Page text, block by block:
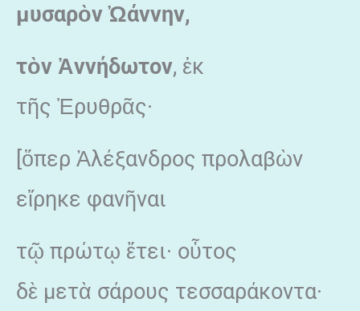
μυσαρὸνὨάννην,
τὸν Ἀννήδωτον, ἐκ
τῆς Ἐρυθρᾶς·
[ὅπερ Ἀλέξανδρος προλαβὼν
εἴρηκε φανῆναι
τῷ πρώτῳ ἔτει· οὗτος
δὲ μετὰ σάρους τεσσαράκοντα·